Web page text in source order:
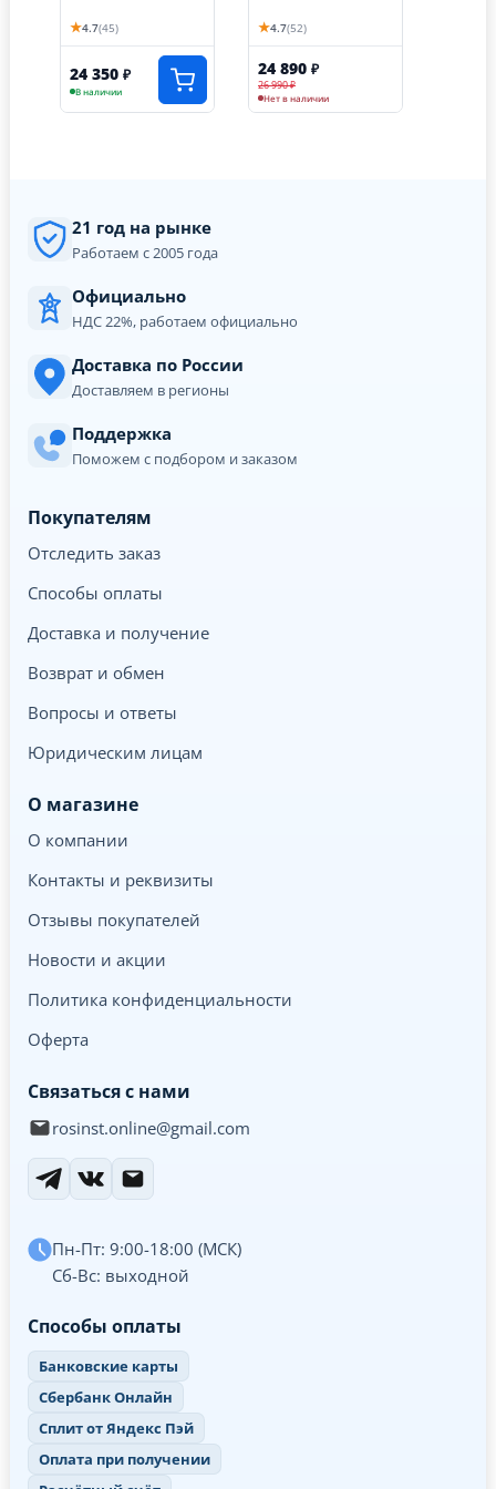
★4.7(45)
24 350 ₽
В наличии
★4.7(52)
24 890 ₽
26 990 ₽
Нет в наличии
21 год на рынке
Работаем с 2005 года
Официально
НДС 22%, работаем официально
Доставка по России
Доставляем в регионы
Поддержка
Поможем с подбором и заказом
Покупателям
Отследить заказ
Способы оплаты
Доставка и получение
Возврат и обмен
Вопросы и ответы
Юридическим лицам
О магазине
О компании
Контакты и реквизиты
Отзывы покупателей
Новости и акции
Политика конфиденциальности
Оферта
Связаться с нами
rosinst.online@gmail.com
Пн-Пт: 9:00-18:00 (МСК)
Сб-Вс: выходной
Способы оплаты
Банковские карты
Сбербанк Онлайн
Сплит от Яндекс Пэй
Оплата при получении